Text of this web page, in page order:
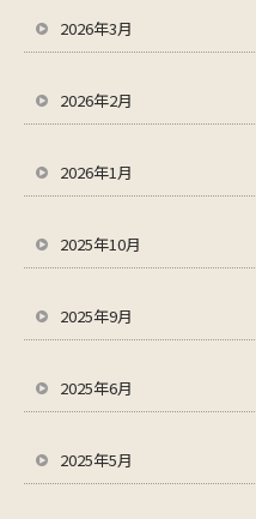
2026年3月
2026年2月
2026年1月
2025年10月
2025年9月
2025年6月
2025年5月